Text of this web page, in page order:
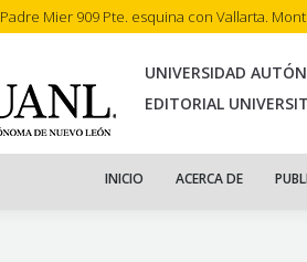
Padre Mier 909 Pte. esquina con Vallarta.
UNIVERSIDAD
EDITORIAL
INICIO ACERCA DE